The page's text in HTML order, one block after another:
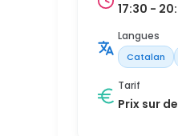
17:30 -
Langues
Catalan
Tarif
Prix sur